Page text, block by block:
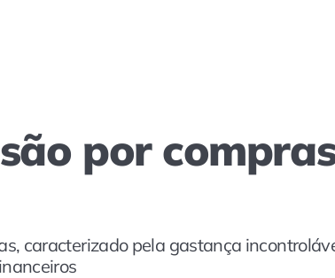
por
caracterizado pela gastança